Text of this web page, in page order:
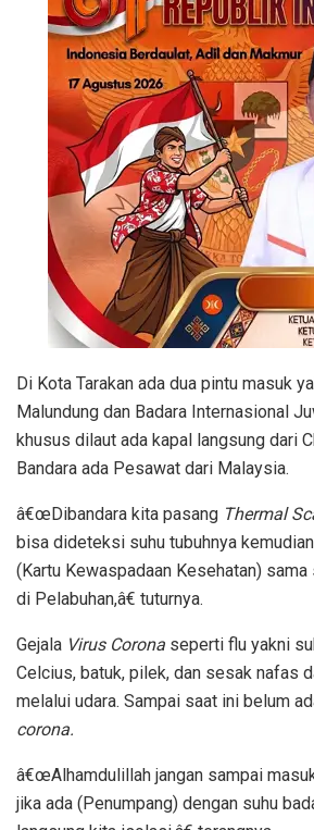
Di Kota Tarakan ada dua pintu masuk
Malundung dan Badara Internasional
khusus dilaut ada kapal langsung dari
Bandara ada Pesawat dari Malaysia.
â€œDibandara kita pasang Thermal
bisa dideteksi suhu tubuhnya
(Kartu Kewaspadaan Kesehatan)
di Pelabuhan,â€ tuturnya.
Gejala Virus Corona seperti flu yakni
Celcius, batuk, pilek, dan sesak nafas
melalui udara. Sampai saat ini belum
corona.
â€œAlhamdulillah jangan sampai
jika ada (Penumpang) dengan suhu